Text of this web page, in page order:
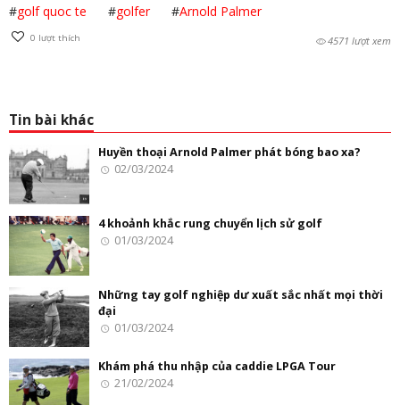
#golf quoc te #golfer #Arnold Palmer
0 lượt thích 4571 lượt xem
Tin bài khác
Huyền thoại Arnold Palmer phát bóng bao xa?
02/03/2024
4 khoảnh khắc rung chuyển lịch sử golf
01/03/2024
Những tay golf nghiệp dư xuất sắc nhất mọi thời
đại
01/03/2024
Khám phá thu nhập của caddie LPGA Tour
21/02/2024